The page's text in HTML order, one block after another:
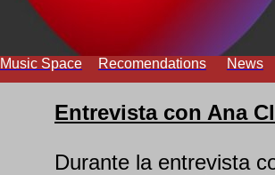
Music Space Recomendations News
Entrevista con Ana
Durante la entrevista